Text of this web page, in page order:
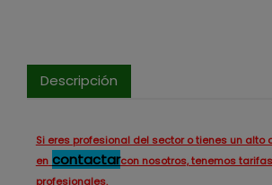
Descripción
Si eres profesional del sector o tienes un alto
en contactarcon nosotros, tenemos
profesionales.